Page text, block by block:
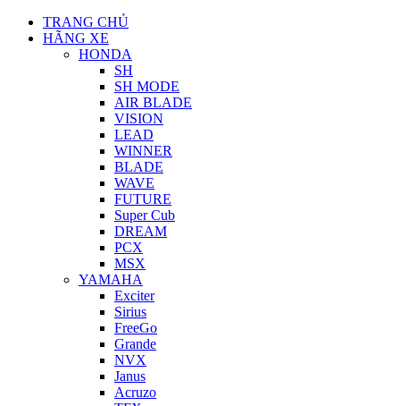
TRANG CHỦ
HÃNG XE
HONDA
SH
SH MODE
AIR BLADE
VISION
LEAD
WINNER
BLADE
WAVE
FUTURE
Super Cub
DREAM
PCX
MSX
YAMAHA
Exciter
Sirius
FreeGo
Grande
NVX
Janus
Acruzo